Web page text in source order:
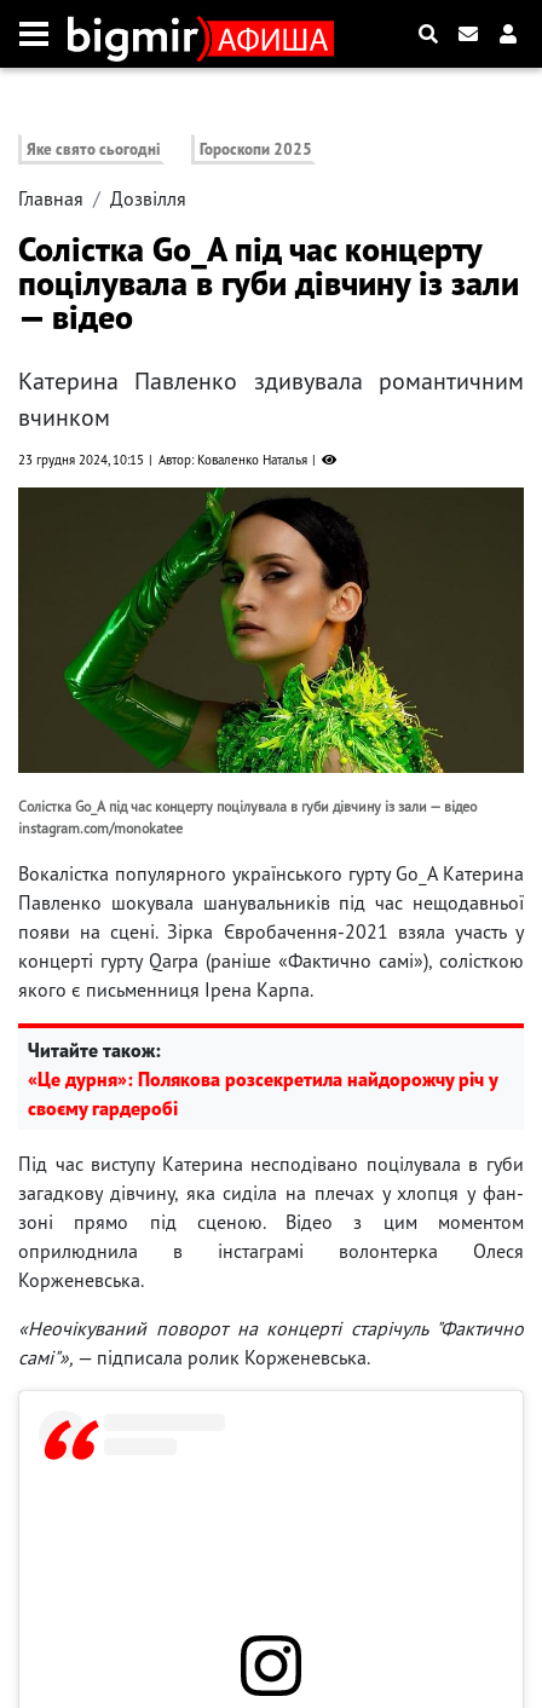
Яке свято сьогодні Гороскопи 2025
Главная Дозвілля
Солістка Go_A під час концерту
поцілувала в губи дівчину із зали
— відео
Катерина Павленко здивувала романтичним
вчинком
23 грудня 2024, 10:15 Автор: Коваленко Наталья
Солістка Go_A під час концерту поцілувала в губи дівчину із зали — відео
instagram.com/monokatee
Вокалістка популярного українського гурту Go_A Катерина
Павленко шокувала шанувальників під час нещодавньої
появи на сцені. Зірка Євробачення-2021 взяла участь у
концерті гурту Qarpa (раніше «Фактично самі»), солісткою
якого є письменниця Ірена Карпа.
Читайте також:
«Це дурня»: Полякова розсекретила найдорожчу річ у
своєму гардеробі
Під час виступу Катерина несподівано поцілувала в губи
загадкову дівчину, яка сиділа на плечах у хлопця у фан-
зоні прямо під сценою. Відео з цим моментом
оприлюднила в інстаграмі волонтерка Олеся
Корженевська.
«Неочікуваний поворот на концерті старічуль "Фактично
самі"», — підписала ролик Корженевська.